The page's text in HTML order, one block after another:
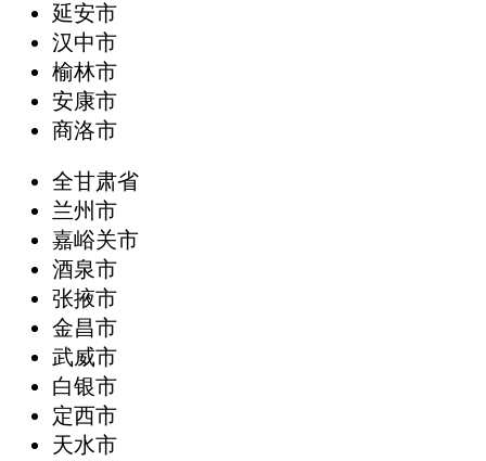
延安市
汉中市
榆林市
安康市
商洛市
全甘肃省
兰州市
嘉峪关市
酒泉市
张掖市
金昌市
武威市
白银市
定西市
天水市